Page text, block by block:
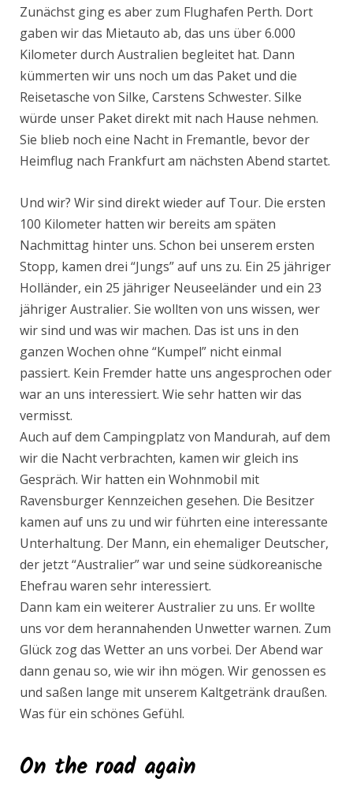
Zunächst ging es aber zum Flughafen Perth. Dort
gaben wir das Mietauto ab, das uns über 6.000
Kilometer durch Australien begleitet hat. Dann
kümmerten wir uns noch um das Paket und die
Reisetasche von Silke, Carstens Schwester. Silke
würde unser Paket direkt mit nach Hause nehmen.
Sie blieb noch eine Nacht in Fremantle, bevor der
Heimflug nach Frankfurt am nächsten Abend startet.
Und wir? Wir sind direkt wieder auf Tour. Die ersten
100 Kilometer hatten wir bereits am späten
Nachmittag hinter uns. Schon bei unserem ersten
Stopp, kamen drei “Jungs” auf uns zu. Ein 25 jähriger
Holländer, ein 25 jähriger Neuseeländer und ein 23
jähriger Australier. Sie wollten von uns wissen, wer
wir sind und was wir machen. Das ist uns in den
ganzen Wochen ohne “Kumpel” nicht einmal
passiert. Kein Fremder hatte uns angesprochen oder
war an uns interessiert. Wie sehr hatten wir das
vermisst.
Auch auf dem Campingplatz von Mandurah, auf dem
wir die Nacht verbrachten, kamen wir gleich ins
Gespräch. Wir hatten ein Wohnmobil mit
Ravensburger Kennzeichen gesehen. Die Besitzer
kamen auf uns zu und wir führten eine interessante
Unterhaltung. Der Mann, ein ehemaliger Deutscher,
der jetzt “Australier” war und seine südkoreanische
Ehefrau waren sehr interessiert.
Dann kam ein weiterer Australier zu uns. Er wollte
uns vor dem herannahenden Unwetter warnen. Zum
Glück zog das Wetter an uns vorbei. Der Abend war
dann genau so, wie wir ihn mögen. Wir genossen es
und saßen lange mit unserem Kaltgetränk draußen.
Was für ein schönes Gefühl.
On the road again